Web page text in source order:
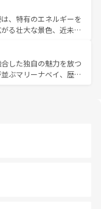
ムコーヒーなどは、ぜ
れてもあたたかい人々
と忘れられない旅にな
ェンマイなどの山岳地
ケットやクラビの美し
とができる。タイ料理
季節にも異なる楽しみ
人々、仏教を中心とし
訪れる旅人を魅了し続
、特有のエネルギーを
る壮大な景色、近未来
観光スポットが密集し
のも魅力。息をのむよ
港を存分に楽しみ尽く
した独自の魅力を放つ
ぶマリーナベイ、歴史
める外せないスポット